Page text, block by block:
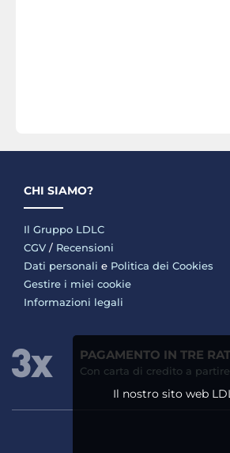
CHI SIAMO?
Il Gruppo LDLC
CGV / Recensioni
Dati personali e Politica dei Cookies
Gestire i miei cookie
Informazioni legali
PAGAMENTO IN TRE
Con carta di credito a
Il nostro sito web